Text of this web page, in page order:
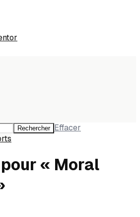
Rechercher Effacer
« Moral